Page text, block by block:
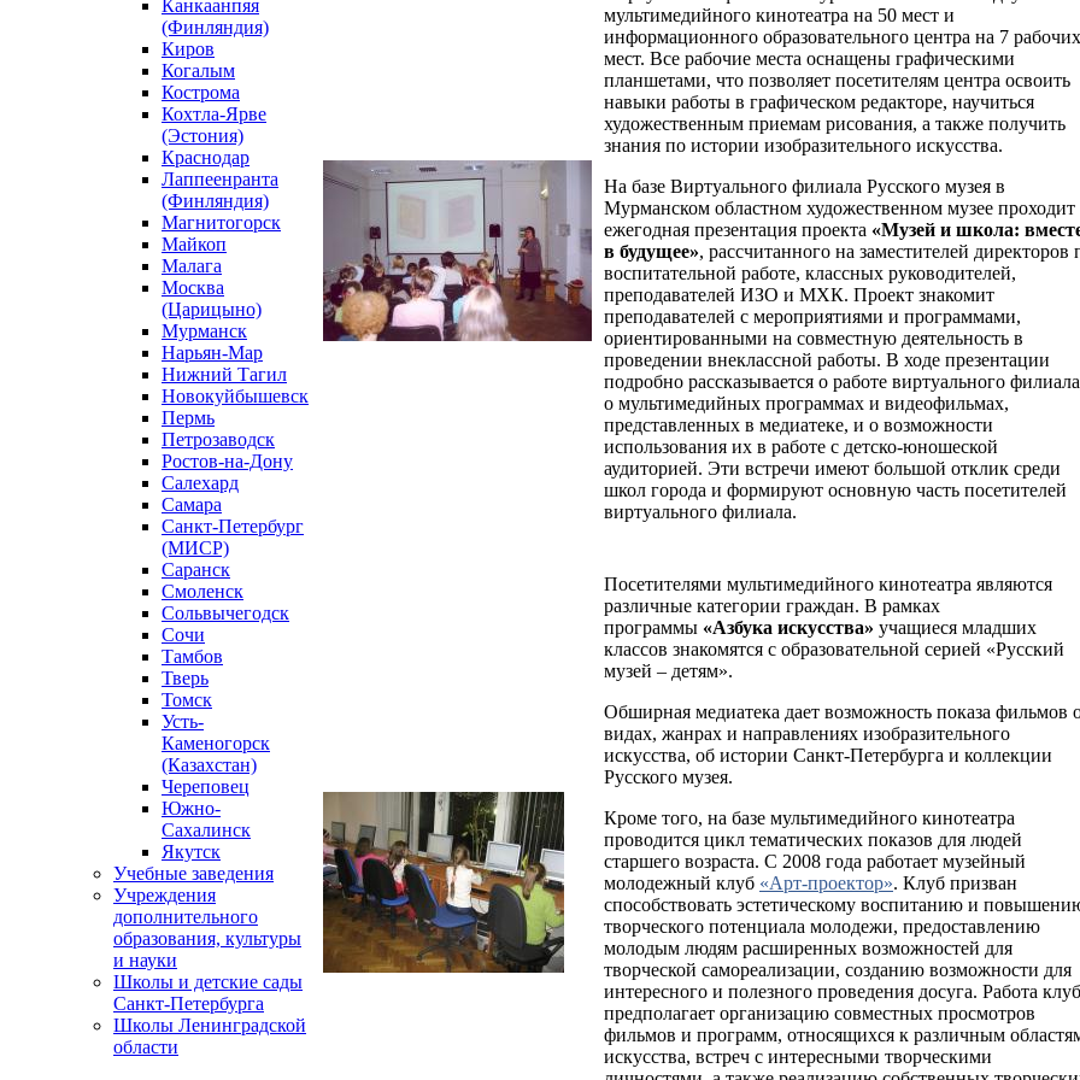
Канкаанпяя
(Финляндия)
Киров
Когалым
Кострома
Кохтла-Ярве
(Эстония)
Краснодар
Лаппеенранта
(Финляндия)
Магнитогорск
Майкоп
Малага
Москва
(Царицыно)
Мурманск
Нарьян-Мар
Нижний Тагил
Новокуйбышевск
Пермь
Петрозаводск
Ростов-на-Дону
Салехард
Самара
Санкт-Петербург
(МИСР)
Саранск
Смоленск
Сольвычегодск
Сочи
Тамбов
Тверь
Томск
Усть-
Каменогорск
(Казахстан)
Череповец
Южно-
Сахалинск
Якутск
Учебные заведения
Учреждения
дополнительного
образования, культуры
и науки
Школы и детские сады
Санкт-Петербурга
Школы Ленинградской
области
мультимедийного кинотеатра на 50 мест и
информационного образовательного центра на 7 рабочих
мест. Все рабочие места оснащены графическими
планшетами, что позволяет посетителям центра освоить
навыки работы в графическом редакторе, научиться
художественным приемам рисования, а также получить
знания по истории изобразительного искусства.
На базе Виртуального филиала Русского музея в
Мурманском областном художественном музее проходит
ежегодная презентация проекта «Музей и школа:
в будущее», рассчитанного на заместителей директоров
воспитательной работе, классных руководителей,
преподавателей ИЗО и МХК. Проект знакомит
преподавателей с мероприятиями и программами,
ориентированными на совместную деятельность в
проведении внеклассной работы. В ходе презентации
подробно рассказывается о работе виртуального
о мультимедийных программах и видеофильмах,
представленных в медиатеке, и о возможности
использования их в работе с детско-юношеской
аудиторией. Эти встречи имеют большой отклик среди
школ города и формируют основную часть посетителей
виртуального филиала.
Посетителями мультимедийного кинотеатра являются
различные категории граждан. В рамках
программы «Азбука искусства» учащиеся младших
классов знакомятся с образовательной серией «Русский
музей – детям».
Обширная медиатека дает возможность показа фильмов
видах, жанрах и направлениях изобразительного
искусства, об истории Санкт-Петербурга и коллекции
Русского музея.
Кроме того, на базе мультимедийного кинотеатра
проводится цикл тематических показов для людей
старшего возраста. С 2008 года работает музейный
молодежный клуб «Арт-проектор». Клуб призван
способствовать эстетическому воспитанию и
творческого потенциала молодежи, предоставлению
молодым людям расширенных возможностей для
творческой самореализации, созданию возможности для
интересного и полезного проведения досуга. Работа
предполагает организацию совместных просмотров
фильмов и программ, относящихся к различным
искусства, встреч с интересными творческими